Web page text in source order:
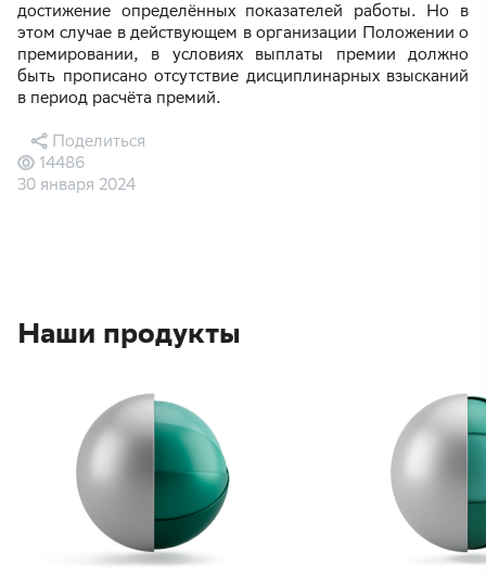
достижение определённых показателей работы. Но в
этом случае в действующем в организации Положении о
премировании, в условиях выплаты премии должно
быть прописано отсутствие дисциплинарных взысканий
в период расчёта премий.
30 января 2024
14486
Поделиться
Наши продукты